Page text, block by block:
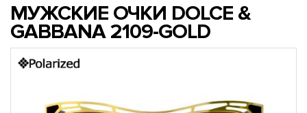
МУЖСКИЕ ОЧКИ DOLCE &
GABBANA 2109-GOLD